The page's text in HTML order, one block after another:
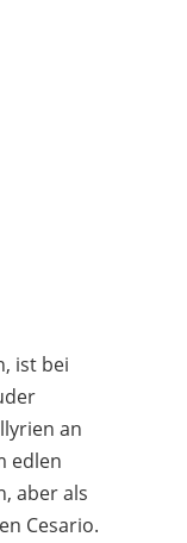
ist bei
an
edlen
aber als
Cesario.